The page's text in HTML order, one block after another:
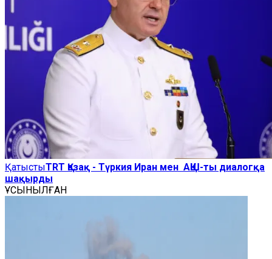
ҚатыстыTRT Қазақ - Түркия Иран мен АҚШ-ты диалогқа
шақырды
ҰСЫНЫЛҒАН